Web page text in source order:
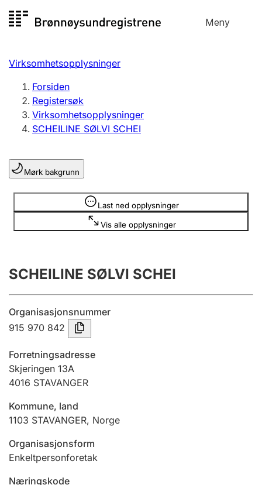
til
Meny
Registersøk
Aksjeselskap
Enkeltpersonforetak
Registrere, endre, slette
Lag og forening
Registrere, endre, slette
Årsregnskap
Innsending og forsinkelsesgebyr
Tinglysing
Jeger
Ektepaktveileder
Virksomhetsopplysninger
Forsiden
Registersøk
Virksomhetsopplysninger
SCHEILINE SØLVI SCHEI
Mørk bakgrunn
Last ned opplysninger
Vis alle opplysninger
Opplysninger er skjult
SCHEILINE SØLVI SCHEI
Organisasjonsnummer
915 970 842
Forretningsadresse
Skjeringen 13A
4016 STAVANGER
Kommune, land
1103 STAVANGER, Norge
Organisasjonsform
Enkeltpersonforetak
Næringskode